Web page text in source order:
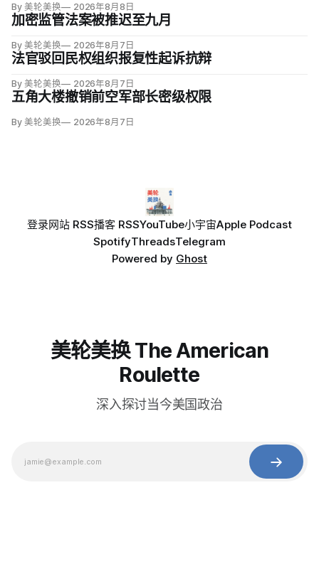
项覆盖全球数百万儿童的高质量研究均未发现儿童疫苗导致自
闭症，相关说法源自一项后来撤稿的欺诈性研究，作者也被吊
销执照。
By 美轮美换 2026年8月8日
加密监管法案被推迟至九月
By 美轮美换 2026年8月7日
法官驳回民权组织报复性起诉抗辩
By 美轮美换 2026年8月7日
五角大楼撤销前空军部长密级权限
By 美轮美换 2026年8月7日
登录网站 RSS播客 RSSYouTube小宇宙Apple Podcast
SpotifyThreadsTelegram
Powered by Ghost
美轮美换 The American
Roulette
深入探讨当今美国政治